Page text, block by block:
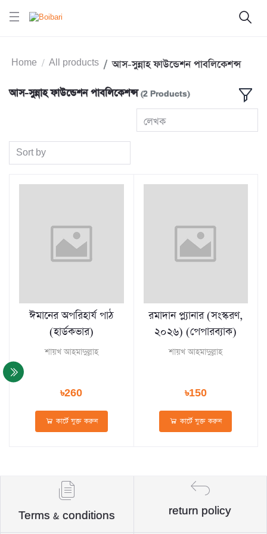
Home All products আস-সুন্নাহ ফাউন্ডেশন পাবলিকেশন্স
আস-সুন্নাহ ফাউন্ডেশন পাবলিকেশন্স(2 Products)
লেখক
Sort by
ঈমানের অপরিহার্য পাঠ
(হার্ডকভার)
শায়খ আহমাদুল্লাহ
৳260
কার্টে যুক্ত করুন
রমাদান প্ল্যানার (সংস্করণ,
২০২৬) (পেপারব্যাক)
শায়খ আহমাদুল্লাহ
৳150
কার্টে যুক্ত করুন
Terms & conditions return policy